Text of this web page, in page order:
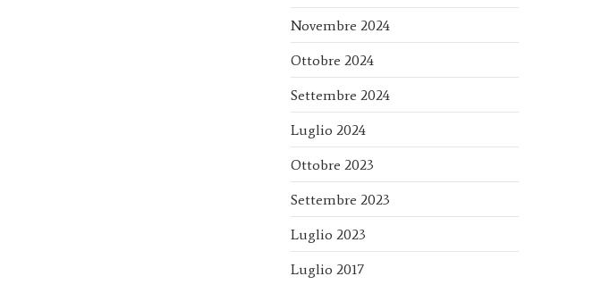
Novembre 2024
Ottobre 2024
Settembre 2024
Luglio 2024
Ottobre 2023
Settembre 2023
Luglio 2023
Luglio 2017